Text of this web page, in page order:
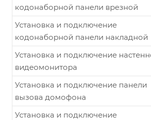
кодонаборной панели врезной
Установка и подключение
кодонаборной панели накладной
Установка и подключение
видеомонитора
Установка и подключение панели
вызова домофона
Установка и подключение